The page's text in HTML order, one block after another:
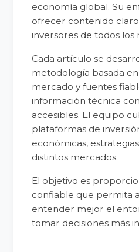
economía global. Su
ofrecer contenido
inversores de todos los
Cada artículo se
metodología basada en
mercado y fuentes
información técnica
accesibles. El equipo
plataformas de
económicas,
distintos mercados.
El objetivo es
confiable que permita
entender mejor el
tomar decisiones más